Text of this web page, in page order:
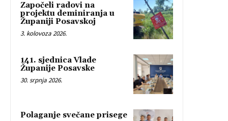
Započeli radovi na
projektu deminiranja u
Županiji Posavskoj
3. kolovoza 2026.
141. sjednica Vlade
Županije Posavske
30. srpnja 2026.
Polaganje svečane prisege